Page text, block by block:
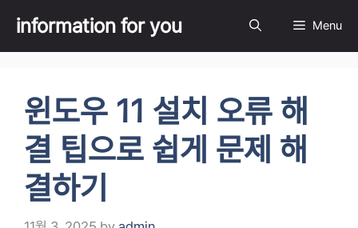
content
information for you Menu
윈도우 11 설치 오류 해
결 팁으로 쉽게 문제 해
결하기